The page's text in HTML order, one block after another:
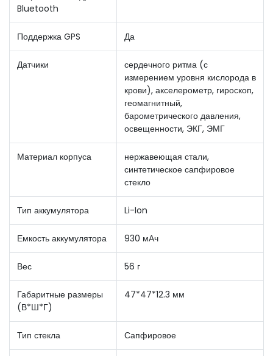
Bluetooth
Поддержка GPS Да
Датчики
сердечного ритма (с
измерением уровня кислорода в
крови), акселерометр, гироскоп,
геомагнитный,
барометрического давления,
освещенности, ЭКГ, ЭМГ
Материал корпуса
нержавеющая стали,
синтетическое сапфировое
стекло
Тип аккумулятора Li-Ion
Емкость аккумулятора 930 мАч
Вес 56 г
Габаритные размеры
(В*Ш*Г)
47*47*12.3 мм
Тип стекла Сапфировое